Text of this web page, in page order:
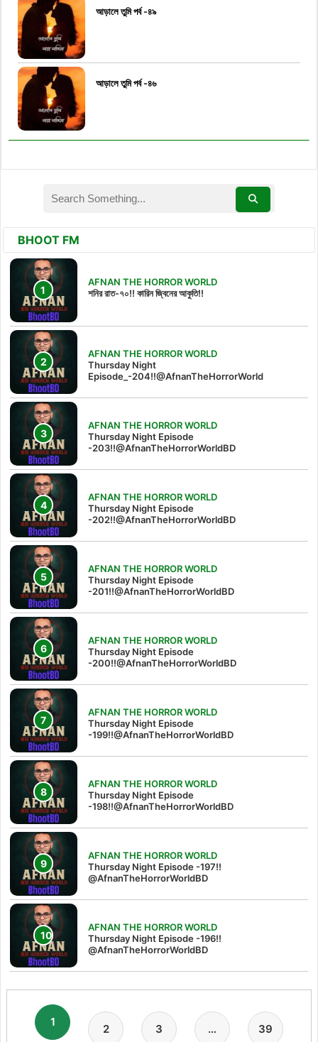
আড়ালে তুমি পর্ব -৪৯
আড়ালে তুমি পর্ব -৪৬
BHOOT FM
AFNAN THE HORROR WORLD
শনির রাত-৭০!! কারিন জ্বিনের আকুতি!!
AFNAN THE HORROR WORLD
Thursday Night
Episode_-204!!@AfnanTheHorrorWorld
AFNAN THE HORROR WORLD
Thursday Night Episode
-203!!@AfnanTheHorrorWorldBD
AFNAN THE HORROR WORLD
Thursday Night Episode
-202!!@AfnanTheHorrorWorldBD
AFNAN THE HORROR WORLD
Thursday Night Episode
-201!!@AfnanTheHorrorWorldBD
AFNAN THE HORROR WORLD
Thursday Night Episode
-200!!@AfnanTheHorrorWorldBD
AFNAN THE HORROR WORLD
Thursday Night Episode
-199!!@AfnanTheHorrorWorldBD
AFNAN THE HORROR WORLD
Thursday Night Episode
-198!!@AfnanTheHorrorWorldBD
AFNAN THE HORROR WORLD
Thursday Night Episode -197!!‪
@AfnanTheHorrorWorldBD‬
AFNAN THE HORROR WORLD
Thursday Night Episode -196!!
@AfnanTheHorrorWorldBD
1
2 3 … 39